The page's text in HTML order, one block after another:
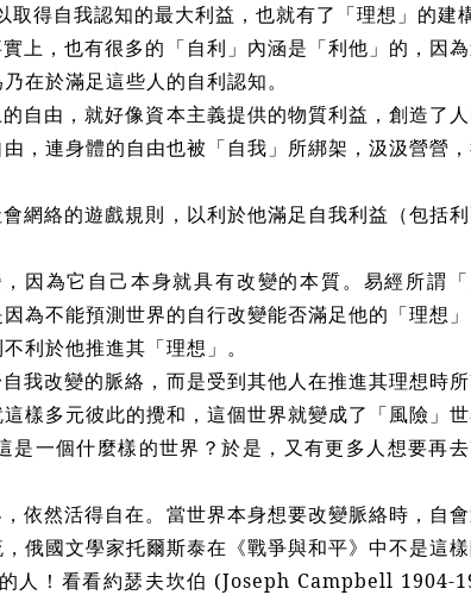
得自我認知的最大利益，也就有了「理想」的建構
上，也有很多的「自利」內涵是「利他」的，因
在於滿足這些人的自利認知。
自由，就好像資本主義提供的物質利益，創造了
，連身體的自由也被「自我」所綁架，汲汲營營
網絡的遊戲規則，以利於他滿足自我利益（包括
因為它自己本身就具有改變的本質。易經所謂
為不能預測世界的自行改變能否滿足他的「理想
利於他推進其「理想」。
我改變的脈絡，而是受到其他人在推進其理想時
樣多元彼此的攪和，這個世界就變成了「風險」世
一個什麼樣的世界？於是，又有更多人想要再
依然活得自在。當世界本身想要改變脈絡時，自
俄國文學家托爾斯泰在《戰爭與和平》中不是這
人！看看約瑟夫坎伯 (Joseph Campbell 1904-